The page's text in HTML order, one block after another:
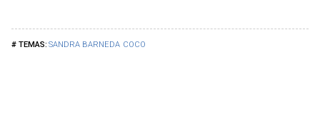
SANDRA BARNEDA COCO